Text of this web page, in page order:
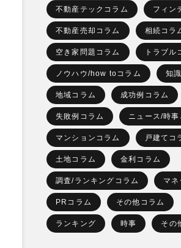
不動産テックコラム フィン
不動産売却コラム 相続コラ
空き家問題コラム トラブル
ノウハウ/how toコラム 知
地域コラム 成功例コラム
失敗例コラム ニュース/時
マンションコラム 戸建てコ
土地コラム 金利コラム
調査/ランキングコラム マネ
PRコラム その他コラム
ランキング 時事 その